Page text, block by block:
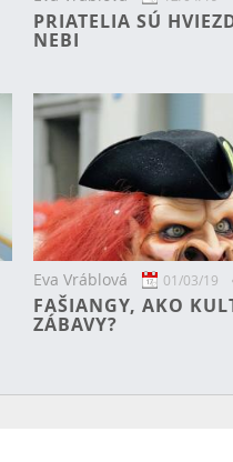
PRIATELIA SÚ
NEBI
Eva Vráblová 01/03/19
FAŠIANGY, AKO
ZÁBAVY?